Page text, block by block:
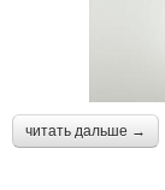
читать дальше →